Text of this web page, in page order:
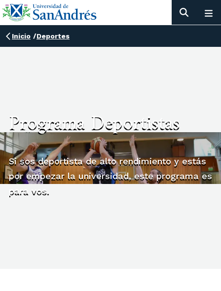
Inicio /Deportes
Programa Deportistas
Si sos deportista de alto rendimiento y estás
por empezar la universidad, este programa es
para vos.